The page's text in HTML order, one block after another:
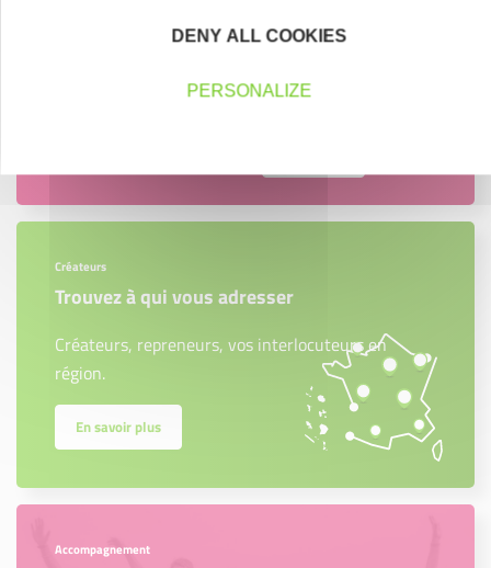
Créateurs
Trouvez à qui vous adresser
Créateurs, repreneurs, vos interlocuteurs en
région.
En savoir plus
Accompagnement
DENY ALL COOKIES
PERSONALIZE